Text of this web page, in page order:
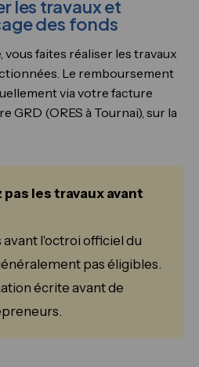
les travaux et
des fonds
faites réaliser les travaux
Le remboursement
via votre facture
GRD (ORES à Tournai), sur la
les travaux avant
avant l'octroi officiel du
pas éligibles.
écrite avant de